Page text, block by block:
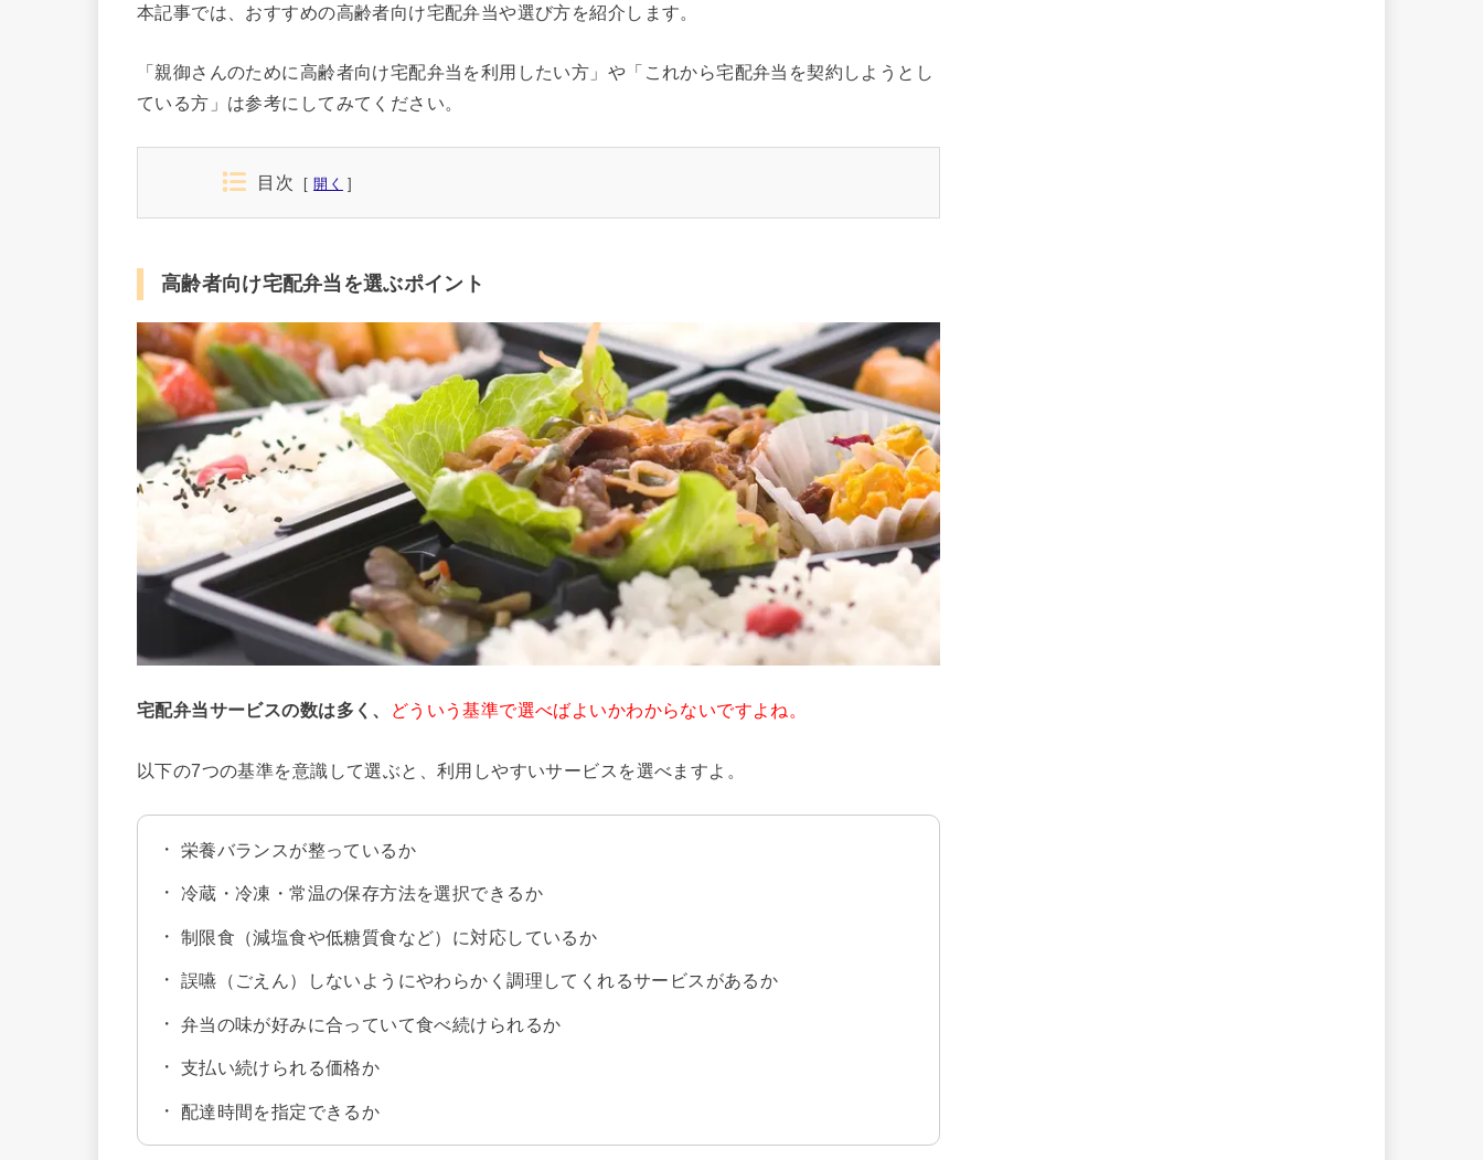
本記事では、おすすめの高齢者向け宅配弁当や選び方を紹介します。
「親御さんのために高齢者向け宅配弁当を利用したい方」や「これから宅配弁当を契約しようとし
ている方」は参考にしてみてください。
目次 開く
高齢者向け宅配弁当を選ぶポイント
宅配弁当サービスの数は多く、 どういう基準で選べばよいかわからないですよね。
以下の7つの基準を意識して選ぶと、利用しやすいサービスを選べますよ。
栄養バランスが整っているか
冷蔵・冷凍・常温の保存方法を選択できるか
制限食（減塩食や低糖質食など）に対応しているか
誤嚥（ごえん）しないようにやわらかく調理してくれるサービスがあるか
弁当の味が好みに合っていて食べ続けられるか
支払い続けられる価格か
配達時間を指定できるか